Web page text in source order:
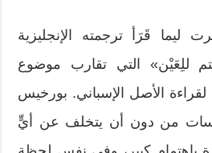
ليما قَرَأ ترجمته الإنجليزية
للِعَيْن» التي تقارب موضوع
الأصل الإسباني. بورخيس
من دون أن يتخلف عن أيٍّ